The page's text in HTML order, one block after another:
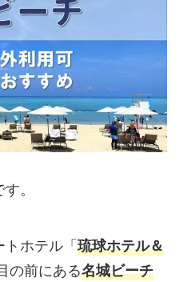
。
ホテル「琉球ホテル＆
の前にある名城ビーチ